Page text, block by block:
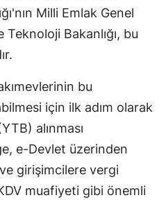
Milli Emlak Genel
Bakanlığı, bu
bu
için ilk adım olarak
alınması
e-Devlet üzerinden
girişimcilere vergi
muafiyeti gibi önemli